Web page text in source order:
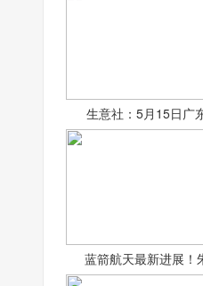
生意社：5月15日广
蓝箭航天最新进展！